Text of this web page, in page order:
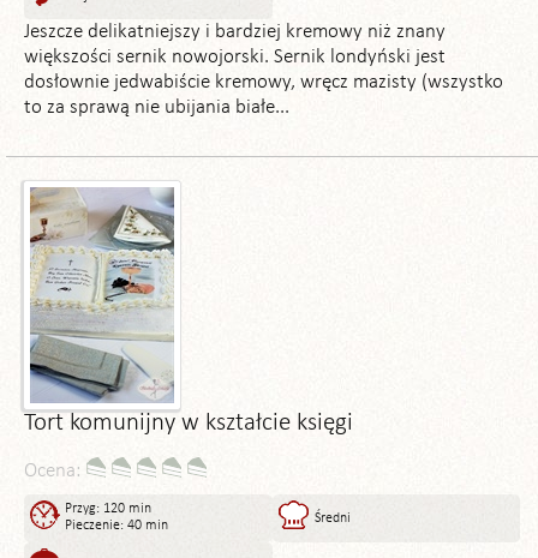
Jeszcze delikatniejszy i bardziej kremowy niż znany
większości sernik nowojorski. Sernik londyński jest
dosłownie jedwabiście kremowy, wręcz mazisty (wszystko
to za sprawą nie ubijania białe...
Tort komunijny w kształcie księgi
Ocena:
Przyg: 120 min
Pieczenie: 40 min
Średni